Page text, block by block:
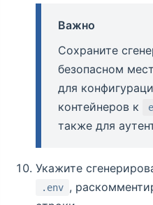
Важно
Сохраните
безопасном
для
контейнеров к
также для
Укажите
.env ,